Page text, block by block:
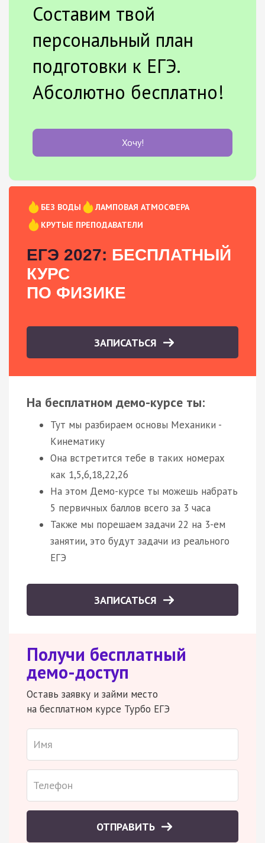
Составим твой
персональный план
подготовки к ЕГЭ.
Абсолютно бесплатно!
Хочу!
БЕЗ ВОДЫ
ЛАМПОВАЯ АТМОСФЕРА
КРУТЫЕ ПРЕПОДАВАТЕЛИ
ЕГЭ 2027: БЕСПЛАТНЫЙ
КУРС
ПО ФИЗИКЕ
ЗАПИСАТЬСЯ
На бесплатном демо-курсе ты:
Тут мы разбираем основы Механики -
Кинематику
Она встретится тебе в таких номерах
как 1,5,6,18,22,26
На этом Демо-курсе ты можешь набрать
5 первичных баллов всего за 3 часа
Также мы порешаем задачи 22 на 3-ем
занятии, это будут задачи из реального
ЕГЭ
ЗАПИСАТЬСЯ
Получи бесплатный
демо-доступ
Оставь заявку и займи место
на бесплатном курсе Турбо ЕГЭ
ОТПРАВИТЬ